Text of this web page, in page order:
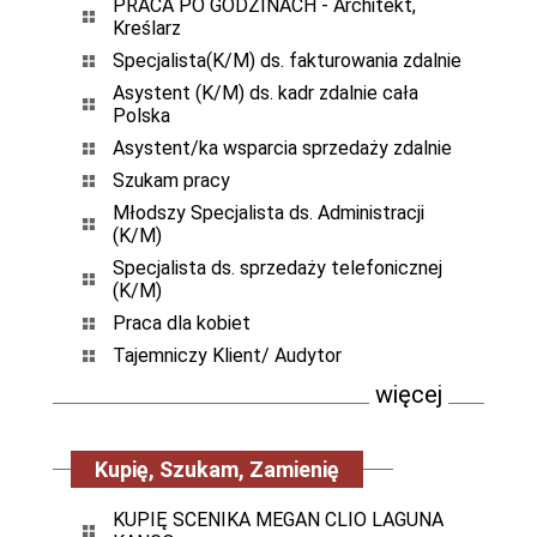
PRACA PO GODZINACH - Architekt,
Kreślarz
Specjalista(K/M) ds. fakturowania zdalnie
Asystent (K/M) ds. kadr zdalnie cała
Polska
Asystent/ka wsparcia sprzedaży zdalnie
Szukam pracy
Młodszy Specjalista ds. Administracji
(K/M)
Specjalista ds. sprzedaży telefonicznej
(K/M)
Praca dla kobiet
Tajemniczy Klient/ Audytor
więcej
Kupię, Szukam, Zamienię
KUPIĘ SCENIKA MEGAN CLIO LAGUNA